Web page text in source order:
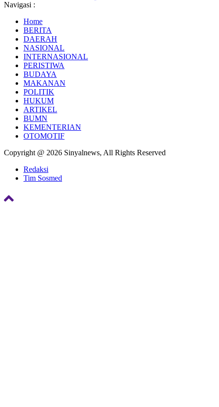
Navigasi :
Home
BERITA
DAERAH
NASIONAL
INTERNASIONAL
PERISTIWA
BUDAYA
MAKANAN
POLITIK
HUKUM
ARTIKEL
BUMN
KEMENTERIAN
OTOMOTIF
Copyright @ 2026 Sinyalnews, All Rights Reserved
Redaksi
Tim Sosmed